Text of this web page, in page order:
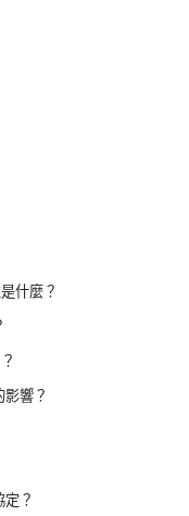
什麼？
響？
？